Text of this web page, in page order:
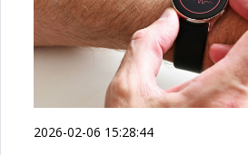
2026-02-06 15:28:44